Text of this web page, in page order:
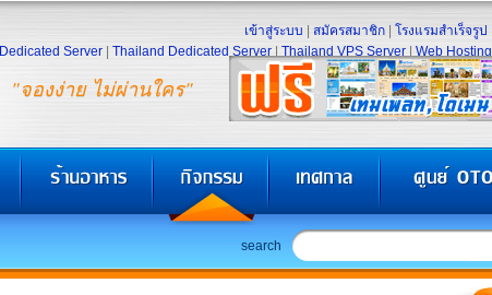
"จองง่าย ไม่ผ่านใคร"
เข้าสู่ระบบ สมัครสมาชิก โรงแรมสำเร็จรูป
Dedicated Server
Thailand Dedicated Server Thailand VPS Server Web Hosting
search